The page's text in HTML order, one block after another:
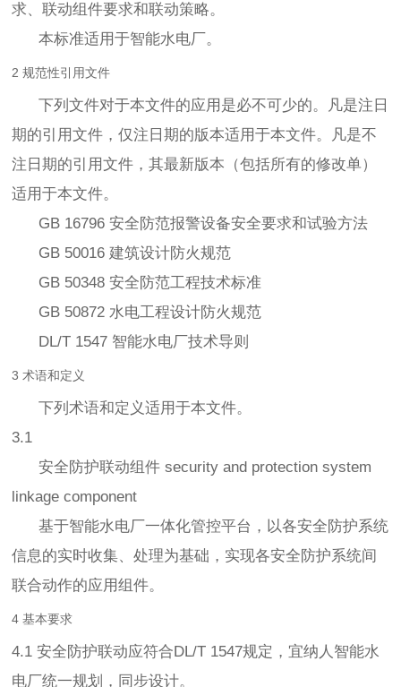
求、联动组件要求和联动策略。
本标准适用于智能水电厂。
2 规范性引用文件
下列文件对于本文件的应用是必不可少的。凡是注日
期的引用文件，仅注日期的版本适用于本文件。凡是不
注日期的引用文件，其最新版本（包括所有的修改单）
适用于本文件。
GB 16796 安全防范报警设备安全要求和试验方法
GB 50016 建筑设计防火规范
GB 50348 安全防范工程技术标准
GB 50872 水电工程设计防火规范
DL/T 1547 智能水电厂技术导则
3 术语和定义
下列术语和定义适用于本文件。
3.1
安全防护联动组件 security and protection system
linkage component
基于智能水电厂一体化管控平台，以各安全防护系统
信息的实时收集、处理为基础，实现各安全防护系统间
联合动作的应用组件。
4 基本要求
4.1 安全防护联动应符合DL/T 1547规定，宜纳人智能水
电厂统一规划，同步设计。